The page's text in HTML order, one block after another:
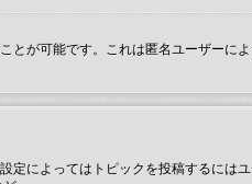
が可能です。これは匿名ユーザーに
によってはトピックを投稿するには